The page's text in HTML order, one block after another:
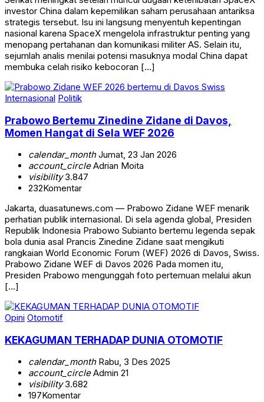
investor China dalam kepemilikan saham perusahaan antariksa
strategis tersebut. Isu ini langsung menyentuh kepentingan
nasional karena SpaceX mengelola infrastruktur penting yang
menopang pertahanan dan komunikasi militer AS. Selain itu,
sejumlah analis menilai potensi masuknya modal China dapat
membuka celah risiko kebocoran […]
Internasional Politik
Prabowo Bertemu Zinedine Zidane di Davos,
Momen Hangat di Sela WEF 2026
calendar_monthJumat, 23 Jan 2026
account_circleAdrian Moita
visibility3.847
232Komentar
Jakarta, duasatunews.com — Prabowo Zidane WEF menarik
perhatian publik internasional. Di sela agenda global, Presiden
Republik Indonesia Prabowo Subianto bertemu legenda sepak
bola dunia asal Prancis Zinedine Zidane saat mengikuti
rangkaian World Economic Forum (WEF) 2026 di Davos, Swiss.
Prabowo Zidane WEF di Davos 2026 Pada momen itu,
Presiden Prabowo mengunggah foto pertemuan melalui akun
[…]
Opini Otomotif
KEKAGUMAN TERHADAP DUNIA OTOMOTIF
calendar_monthRabu, 3 Des 2025
account_circleAdmin 21
visibility3.682
197Komentar